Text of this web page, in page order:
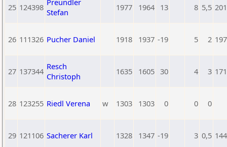
25 124398 Preundler
Stefan
1977 1964 13 8 5,5
26 111326 Pucher Daniel 1918 1937 -19 5 2
27 137344 Resch
Christoph
1635 1605 30 4 3
28 123255 Riedl Verena w 1303 1303 0 0 0
29 121106 Sacherer Karl 1328 1347 -19 3 0,5